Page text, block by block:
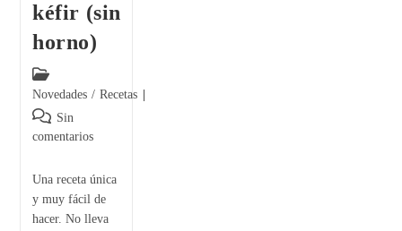
kéfir (sin
horno)
Novedades / Recetas
Sin
comentarios
Una receta única
y muy fácil de
hacer. No lleva